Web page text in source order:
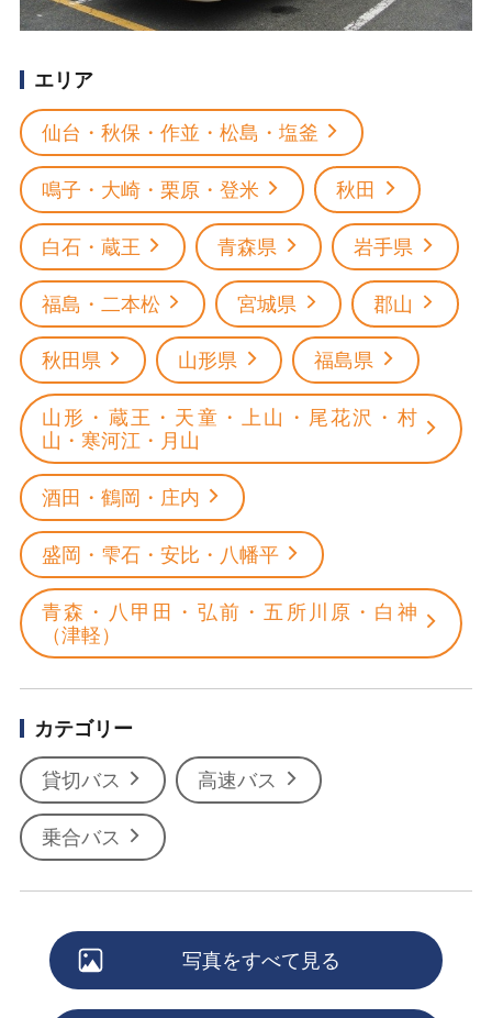
エリア
仙台・秋保・作並・松島・塩釜
鳴子・大崎・栗原・登米 秋田
白石・蔵王 青森県 岩手県
福島・二本松 宮城県 郡山
秋田県 山形県 福島県
山形・蔵王・天童・上山・尾花沢・村
山・寒河江・月山
酒田・鶴岡・庄内
盛岡・雫石・安比・八幡平
青森・八甲田・弘前・五所川原・白神
（津軽）
カテゴリー
貸切バス 高速バス
乗合バス
写真をすべて見る